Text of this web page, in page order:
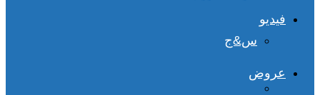
فيديو
س&ج
عروض